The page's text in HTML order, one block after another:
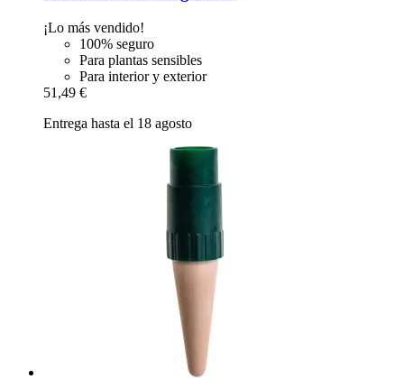
¡Lo más vendido!
100% seguro
Para plantas sensibles
Para interior y exterior
51,49 €
Entrega hasta el 18 agosto